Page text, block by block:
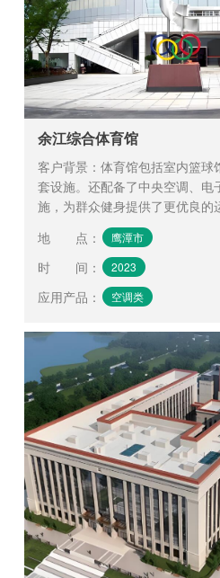
余江综合体育馆
客户背景：体育馆包括室内篮
套设施。还配备了中央空调、电
施，为群众健身提供了更优良的
地 点 ： 鹰潭市
时 间 ： 2023
应用产品 ： 空调类